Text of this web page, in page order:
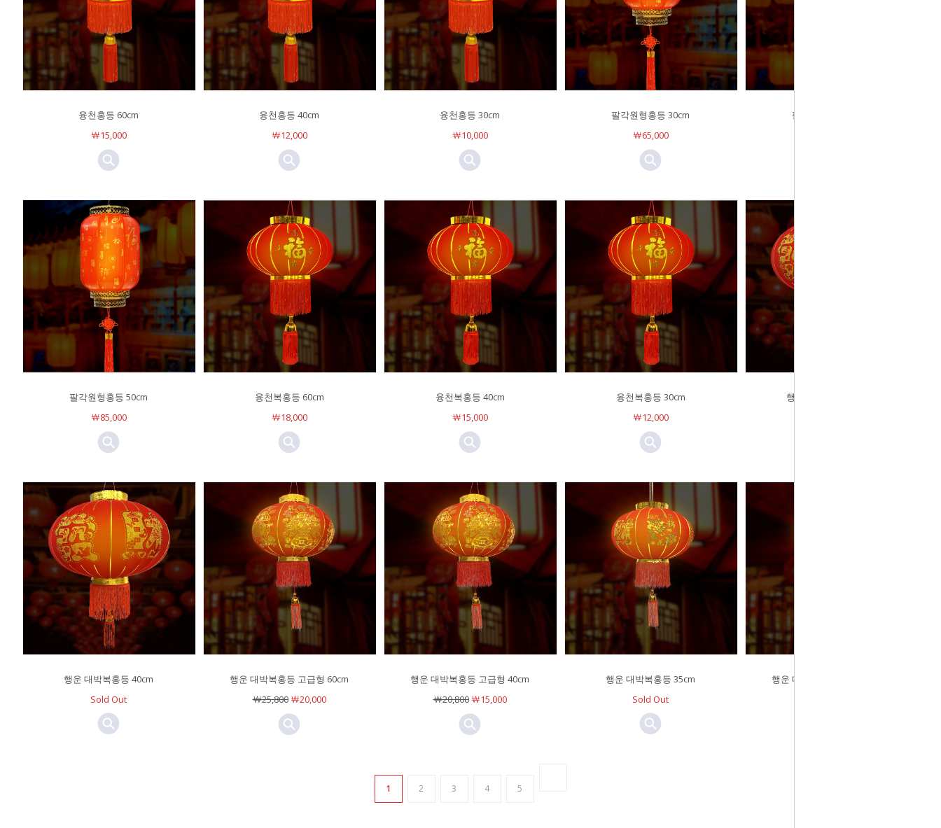
융천홍등 60cm
￦15,000
융천홍등 40cm
￦12,000
융천홍등 30cm
￦10,000
팔각원형홍등 30cm
￦65,000
팔각원형홍등 40cm
팔각원형홍등 50cm
￦85,000
융천복홍등 60cm
￦18,000
융천복홍등 40cm
￦15,000
융천복홍등 30cm
￦12,000
행운 대박복홍등 60cm
행운 대박복홍등 40cm
Sold Out
행운 대박복홍등 고급형 60cm
￦25,800￦20,000
행운 대박복홍등 고급형 40cm
￦20,800￦15,000
행운 대박복홍등 35cm
Sold Out
행운 대박복홍등 고급형 30cm
1 2 3 4 5